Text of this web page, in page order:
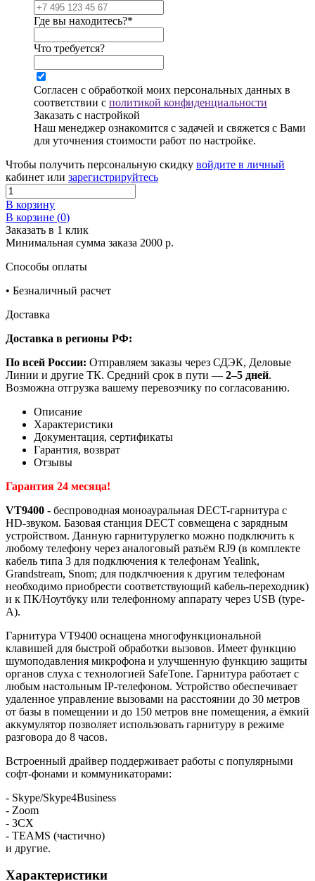
Где вы находитесь?*
Что требуется?
Согласен с обработкой моих персональных данных в
соответствии с политикой конфиденциальности
Заказать с настройкой
Наш менеджер ознакомится с задачей и свяжется с Вами
для уточнения стоимости работ по настройке.
Чтобы получить персональную скидку войдите в личный
кабинет или зарегистрируйтесь
В корзину
В корзине (0)
Заказать в 1 клик
Минимальная сумма заказа 2000 р.
Способы оплаты
• Безналичный расчет
Доставка
Доставка в регионы РФ:
По всей России: Отправляем заказы через СДЭК, Деловые
Линии и другие ТК. Средний срок в пути — 2–5 дней.
Возможна отгрузка вашему перевозчику по согласованию.
Описание
Характеристики
Документация, сертификаты
Гарантия, возврат
Отзывы
Гарантия 24 месяца!
VT9400 - беспроводная моноауральная DECT-гарнитура с
HD-звуком. Базовая станция DECT совмещена с зарядным
устройством. Данную гарнитурулегко можно подключить к
любому телефону через аналоговый разъём RJ9 (в комплекте
кабель типа 3 для подключения к телефонам Yealink,
Grandstream, Snom; для подклчюения к другим телефонам
необходимо приобрести соответствующий кабель-переходник)
и к ПК/Ноутбуку или телефонному аппарату через USB (type-
A).
Гарнитура VT9400 оснащена многофункциональной
клавишей для быстрой обработки вызовов. Имеет функцию
шумоподавления микрофона и улучшенную функцию защиты
органов слуха с технологией SafeTone. Гарнитура работает с
любым настольным IP-телефоном. Устройство обеспечивает
удаленное управление вызовами на расстоянии до 30 метров
от базы в помещении и до 150 метров вне помещения, а ёмкий
аккумулятор позволяет использовать гарнитуру в режиме
разговора до 8 часов.
Встроенный драйвер поддерживает работы с популярными
софт-фонами и коммуникаторами:
- Skype/Skype4Business
- Zoom
- 3СX
- TEAMS (частично)
и другие.
Характеристики